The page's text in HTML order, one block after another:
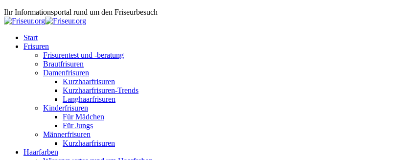
Ihr Informationsportal rund um den Friseurbesuch
Start
Frisuren
Frisurentest und -beratung
Brautfrisuren
Damenfrisuren
Kurzhaarfrisuren
Kurzhaarfrisuren-Trends
Langhaarfrisuren
Kinderfrisuren
Für Mädchen
Für Jungs
Männerfrisuren
Kurzhaarfrisuren
Haarfarben